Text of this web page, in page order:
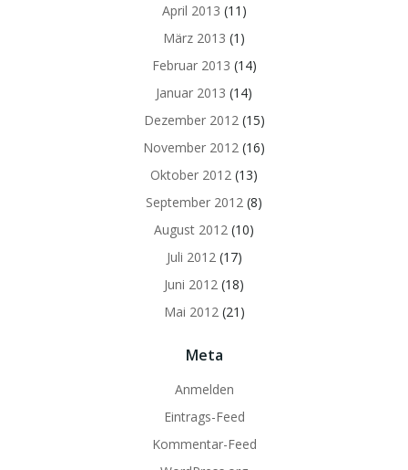
April 2013 (11)
März 2013 (1)
Februar 2013 (14)
Januar 2013 (14)
Dezember 2012 (15)
November 2012 (16)
Oktober 2012 (13)
September 2012 (8)
August 2012 (10)
Juli 2012 (17)
Juni 2012 (18)
Mai 2012 (21)
Meta
Anmelden
Eintrags-Feed
Kommentar-Feed